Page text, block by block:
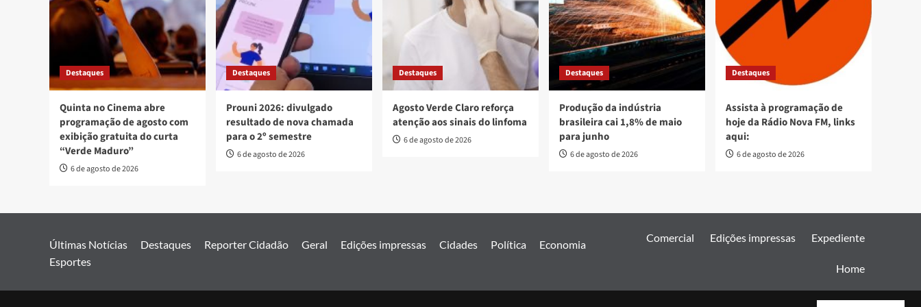
Destaques
Quinta no Cinema abre
programação de agosto com
exibição gratuita do curta
“Verde Maduro”
6 de agosto de 2026
Destaques
Prouni 2026: divulgado
resultado de nova chamada
para o 2º semestre
6 de agosto de 2026
Destaques
Agosto Verde Claro reforça
atenção aos sinais do linfoma
6 de agosto de 2026
Destaques
Produção da indústria
brasileira cai 1,8% de maio
para junho
6 de agosto de 2026
Destaques
Assista à programação de
hoje da Rádio Nova FM, links
aqui:
6 de agosto de 2026
Últimas Notícias Destaques Reporter Cidadão Geral Edições impressas Cidades Política
Economia
Esportes
Comercial Edições impressas Expediente
Home